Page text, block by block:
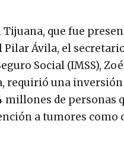
Tijuana, que fue
Ávila, el
Social (IMSS),
requirió una inversión
de personas
a tumores como